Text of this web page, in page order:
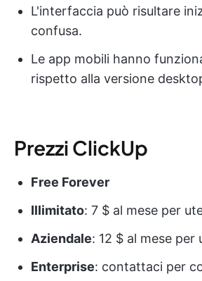
L'interfaccia può risultare
confusa.
Le app mobili hanno
rispetto alla versione
Prezzi ClickUp
Free Forever
Illimitato: 7 $ al mese per
Aziendale: 12 $ al mese per
Enterprise: contattaci per